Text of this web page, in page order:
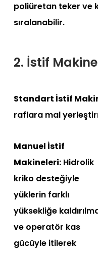
poliüretan teker ve
sıralanabilir.
2. İstif
Standart İstif
raflara mal
Manuel İstif
Makineleri: Hidrolik
kriko desteğiyle
yüklerin farklı
yüksekliğe
ve operatör kas
gücüyle itilerek